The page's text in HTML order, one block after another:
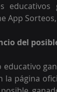
App
del
educativo
la página